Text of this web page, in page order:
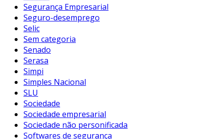
Segurança Empresarial
Seguro-desemprego
Selic
Sem categoria
Senado
Serasa
Simpi
Simples Nacional
SLU
Sociedade
Sociedade empresarial
Sociedade não personificada
Softwares de segurança